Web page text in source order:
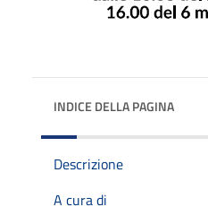
INDICE DELLA PAGINA
Descrizione
A cura di